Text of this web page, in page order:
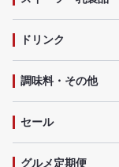
ドリンク
調味料・その他
セール
グルメ定期便